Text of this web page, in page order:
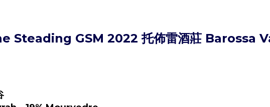
Steading GSM 2022 托佈雷酒莊 Barossa